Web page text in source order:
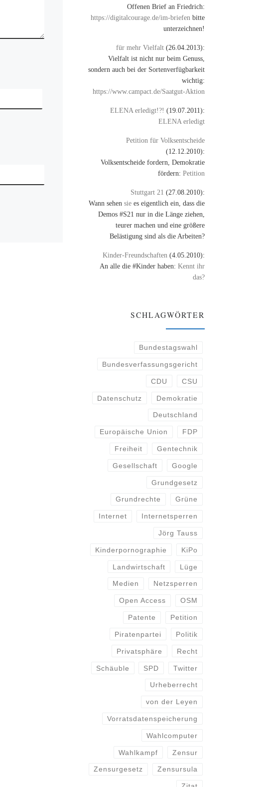
Offenen Brief an Friedrich:
https://digitalcourage.de/im-briefen bitte
unterzeichnen!
für mehr Vielfalt (26.04.2013):
Vielfalt ist nicht nur beim Genuss,
sondern auch bei der Sortenverfügbarkeit
wichtig:
https://www.campact.de/Saatgut-Aktion
ELENA erledigt!?! (19.07.2011):
ELENA erledigt
Petition für Volksentscheide
(12.12.2010):
Volksentscheide fordern, Demokratie
fördern: Petition
Stuttgart 21 (27.08.2010):
Wann sehen sie es eigentlich ein, dass die
Demos #S21 nur in die Länge ziehen,
teurer machen und eine größere
Belästigung sind als die Arbeiten?
Kinder-Freundschaften (4.05.2010):
An alle die #Kinder haben: Kennt ihr
das?
SCHLAGWÖRTER
Bundestagswahl
Bundesverfassungsgericht
CDU CSU
Datenschutz Demokratie
Deutschland
Europäische Union FDP
Freiheit Gentechnik
Gesellschaft Google
Grundgesetz
Grundrechte Grüne
Internet Internetsperren
Jörg Tauss
Kinderpornographie KiPo
Landwirtschaft Lüge
Medien Netzsperren
Open Access OSM
Patente Petition
Piratenpartei Politik
Privatsphäre Recht
Schäuble SPD Twitter
Urheberrecht
von der Leyen
Vorratsdatenspeicherung
Wahlcomputer
Wahlkampf Zensur
Zensurgesetz Zensursula